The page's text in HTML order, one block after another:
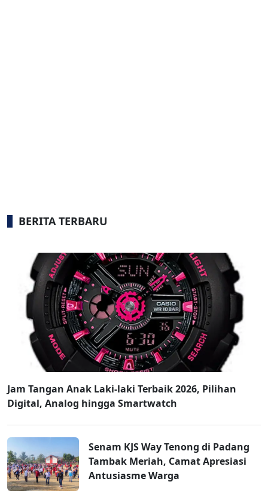
BERITA TERBARU
Jam Tangan Anak Laki-laki Terbaik 2026, Pilihan
Digital, Analog hingga Smartwatch
Senam KJS Way Tenong di Padang
Tambak Meriah, Camat Apresiasi
Antusiasme Warga